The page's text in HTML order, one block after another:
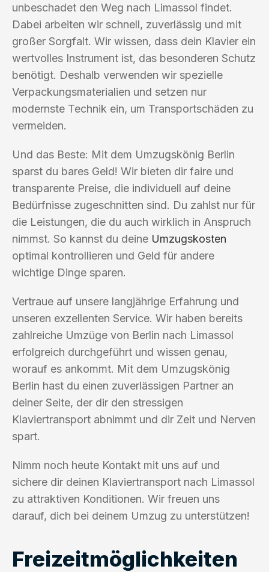
unbeschadet den Weg nach Limassol findet.
Dabei arbeiten wir schnell, zuverlässig und mit
großer Sorgfalt. Wir wissen, dass dein Klavier ein
wertvolles Instrument ist, das besonderen Schutz
benötigt. Deshalb verwenden wir spezielle
Verpackungsmaterialien und setzen nur
modernste Technik ein, um Transportschäden zu
vermeiden.
Und das Beste: Mit dem Umzugskönig Berlin
sparst du bares Geld! Wir bieten dir faire und
transparente Preise, die individuell auf deine
Bedürfnisse zugeschnitten sind. Du zahlst nur für
die Leistungen, die du auch wirklich in Anspruch
nimmst. So kannst du deine Umzugskosten
optimal kontrollieren und Geld für andere
wichtige Dinge sparen.
Vertraue auf unsere langjährige Erfahrung und
unseren exzellenten Service. Wir haben bereits
zahlreiche Umzüge von Berlin nach Limassol
erfolgreich durchgeführt und wissen genau,
worauf es ankommt. Mit dem Umzugskönig
Berlin hast du einen zuverlässigen Partner an
deiner Seite, der dir den stressigen
Klaviertransport abnimmt und dir Zeit und Nerven
spart.
Nimm noch heute Kontakt mit uns auf und
sichere dir deinen Klaviertransport nach Limassol
zu attraktiven Konditionen. Wir freuen uns
darauf, dich bei deinem Umzug zu unterstützen!
Freizeitmöglichkeiten